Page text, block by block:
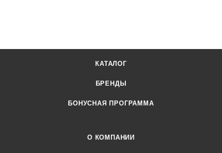
КАТАЛОГ
БРЕНДЫ
БОНУСНАЯ ПРОГРАММА
О КОМПАНИИ